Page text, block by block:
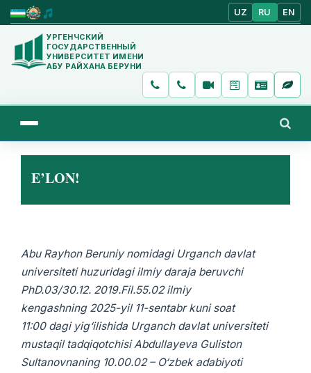
UZ RU EN
УРГЕНЧСКИЙ
ГОСУДАРСТВЕННЫЙ
УНИВЕРСИТЕТ ИМЕНИ
АБУ РАЙХАНА БЕРУНИ
E’LON!
Abu Rayhon Beruniy nomidagi Urganch davlat
universiteti huzuridagi ilmiy daraja beruvchi
PhD.03/30.12. 2019.Fil.55.02 ilmiy
kengashning 2025-yil 11-sentabr kuni soat
11:00dagi yig‘ilishida Urganch davlat universiteti
mustaqil tadqiqotchisi Abdullayeva Guliston
Sultanovnaning 10.00.02 – O‘zbek adabiyoti